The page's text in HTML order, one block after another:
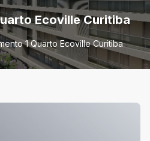
Ecoville Curitiba
1 Quarto Ecoville Curitiba